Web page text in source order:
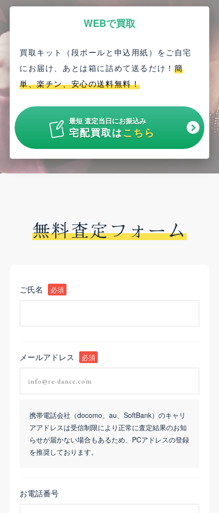
WEBで買取
買取キット（段ボールと申込用紙）をご自宅
にお届け、 あとは箱に詰めて送るだけ！ 簡
単、楽チン、安心の送料無料！
最短 査定当日にお振込み
宅配買取はこちら
無料査定フォーム
ご氏名 必須
メールアドレス 必須
携帯電話会社（docomo、au、SoftBank）のキャリ
アアドレスは受信制限により正常に査定結果のお知
らせが届かない場合もあるため、PCアドレスの登録
を推奨しております。
お電話番号